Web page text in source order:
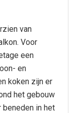
van
Voor
een
en
koken zijn er
het gebouw
in het